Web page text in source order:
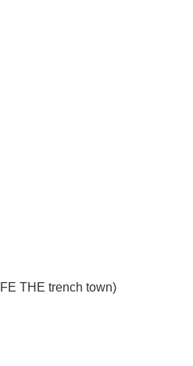
THE trench town)